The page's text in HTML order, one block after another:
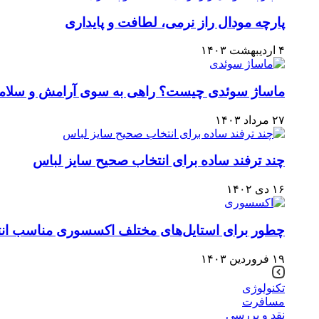
پارچه مودال راز نرمی، لطافت و پایداری
۴ اردیبهشت ۱۴۰۳
ماساژ سوئدی چیست؟ راهی به سوی آرامش و
۲۷ مرداد ۱۴۰۳
چند ترفند ساده برای انتخاب صحیح سایز لباس
۱۶ دی ۱۴۰۲
چطور برای استایل‌های مختلف اکسسوری مناسب
۱۹ فروردین ۱۴۰۳
تکنولوژی
مسافرت
نقد و بررسی